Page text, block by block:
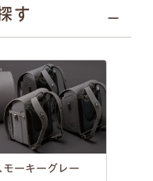
す
モーキーグレー